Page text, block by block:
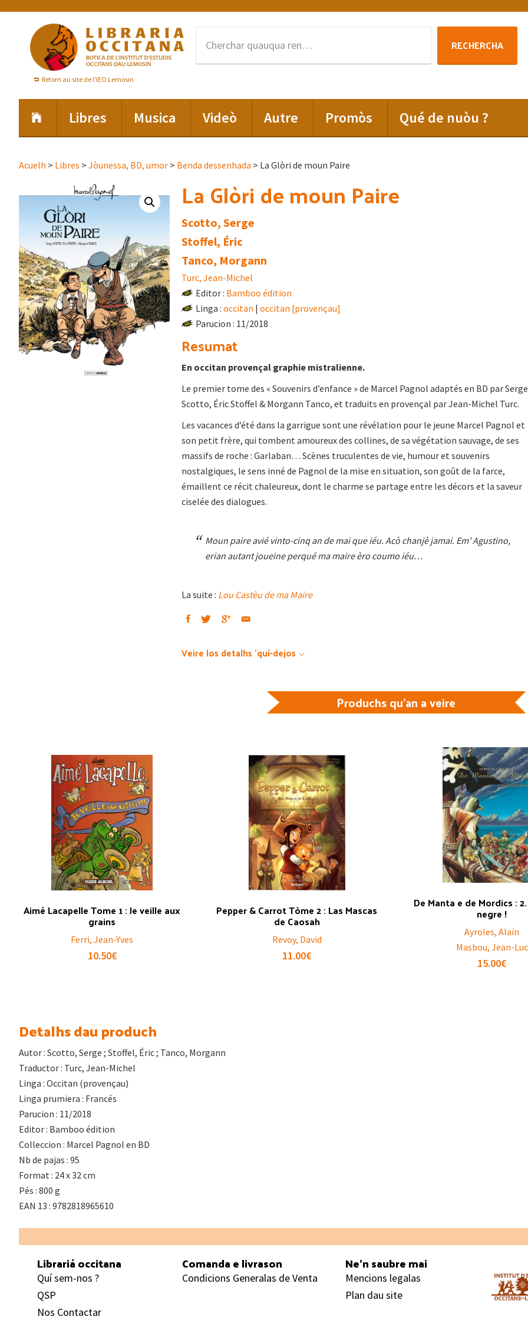
primary
navigation
content
Retorn au site de l'IEO Lemosin
:
RECHERCHA
Libres Musica Videò Autre Promòs Qué de nuòu ?
Acuelh > Libres > Jòunessa, BD, umor > Benda dessenhada > La Glòri de moun Paire
La Glòri de moun Paire
Scotto, Serge
Stoffel, Éric
Tanco, Morgann
Turc, Jean-Michel
Editor : Bamboo édition
Linga : occitan | occitan [provençau]
Parucion : 11/2018
Resumat
En occitan provençal graphie mistralienne.
Le premier tome des « Souvenirs d’enfance » de Marcel Pagnol adaptés en BD par Serge
Scotto, Éric Stoffel & Morgann Tanco, et traduits en provençal par Jean-Michel Turc.
Les vacances d’été dans la garrigue sont une révélation pour le jeune Marcel Pagnol et
son petit frère, qui tombent amoureux des collines, de sa végétation sauvage, de ses
massifs de roche : Garlaban… Scènes truculentes de vie, humour et souvenirs
nostalgiques, le sens inné de Pagnol de la mise en situation, son goût de la farce,
émaillent ce récit chaleureux, dont le charme se partage entre les décors et la saveur
ciselée des dialogues.
Moun paire avié vinto-cinq an de mai que iéu. Acò chanjè jamai. Em’ Agustino,
erian autant joueine perqué ma maire èro coumo iéu…
La suite : Lou Castèu de ma Maire
Veire los detalhs 'quí-dejos
Produchs qu'an a veire
Aimé Lacapelle Tome 1 : Je veille aux
grains
Ferri, Jean-Yves
10.50€
Pepper & Carrot Tòme 2 : Las Mascas
de Caosah
Revoy, David
11.00€
De Manta e de Mordics :
negre !
Ayroles, Alain
Masbou, Jean-Luc
15.00€
Detalhs dau produch
Autor : Scotto, Serge ; Stoffel, Éric ; Tanco, Morgann
Traductor : Turc, Jean-Michel
Linga : Occitan (provençau)
Linga prumiera : Francés
Parucion : 11/2018
Editor : Bamboo édition
Colleccion : Marcel Pagnol en BD
Nb de pajas : 95
Format : 24 x 32 cm
Pés : 800 g
EAN 13 : 9782818965610
Footer
Librariá occitana
Quí sem-nos ?
QSP
Nos Contactar
Comanda e livrason
Condicions Generalas de Venta
Ne’n saubre mai
Mencions legalas
Plan dau site